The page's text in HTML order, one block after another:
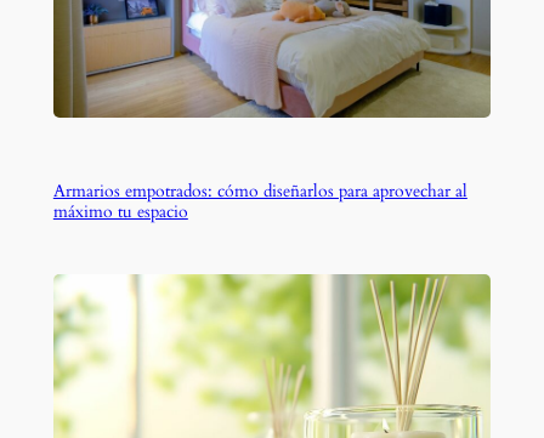
Armarios empotrados: cómo diseñarlos para aprovechar al
máximo tu espacio